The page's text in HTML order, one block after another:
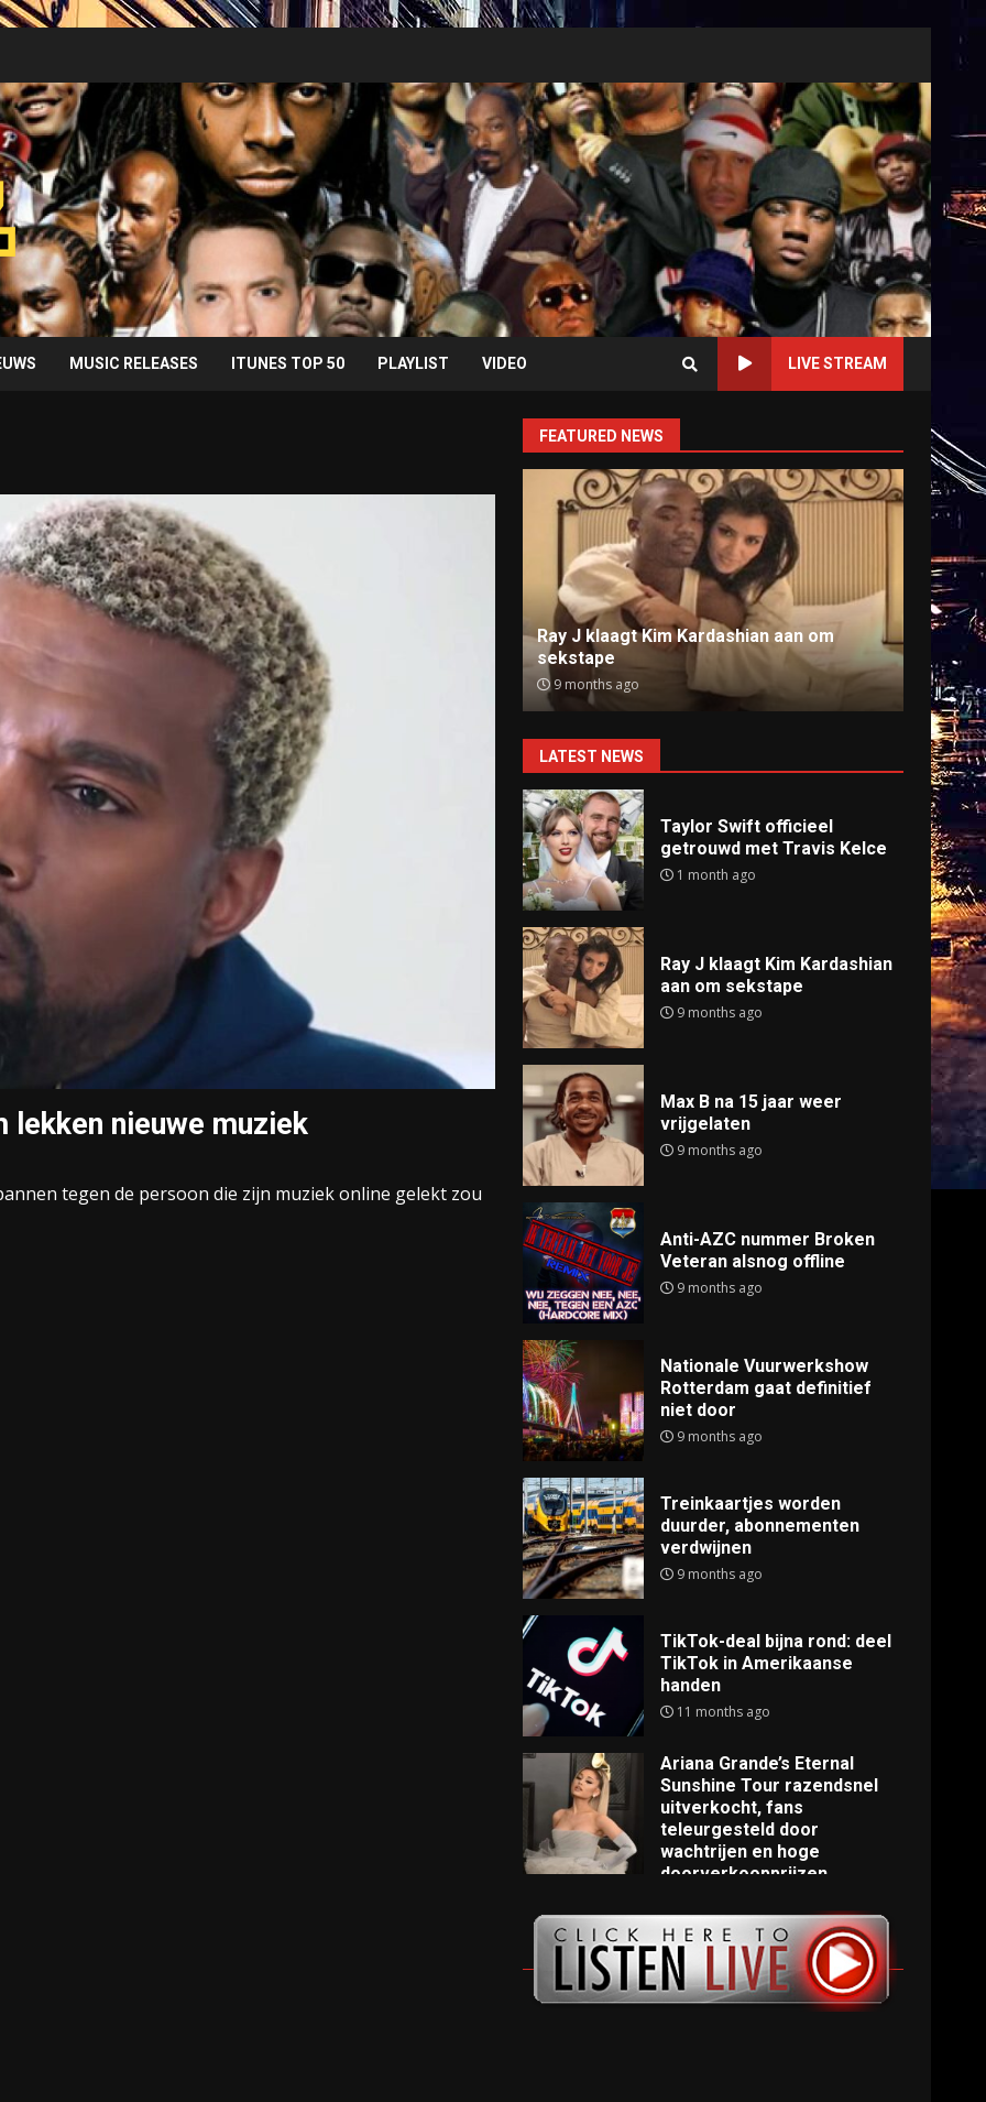
MUSIC RELEASES ITUNES TOP 50 PLAYLIST VIDEO LIVE STREAM
lekken nieuwe muziek
tegen de persoon die zijn muziek online gelekt zou
FEATURED NEWS
Taylor Swift officieel getrouwd met Travis
Ray J klaagt Kim Kardashian aan om
sekstape
9 months ago
Anti-
9
LATEST NEWS
Taylor Swift officieel
getrouwd met Travis Kelce
1 month ago
Ray J klaagt Kim Kardashian
aan om sekstape
9 months ago
Max B na 15 jaar weer
vrijgelaten
9 months ago
Anti-AZC nummer Broken
Veteran alsnog offline
9 months ago
Nationale Vuurwerkshow
Rotterdam gaat definitief
niet door
9 months ago
Treinkaartjes worden
duurder, abonnementen
verdwijnen
9 months ago
TikTok-deal bijna rond: deel
TikTok in Amerikaanse
handen
11 months ago
Ariana Grande’s Eternal
Sunshine Tour razendsnel
uitverkocht, fans
teleurgesteld door
wachtrijen en hoge
doorverkoopprijzen